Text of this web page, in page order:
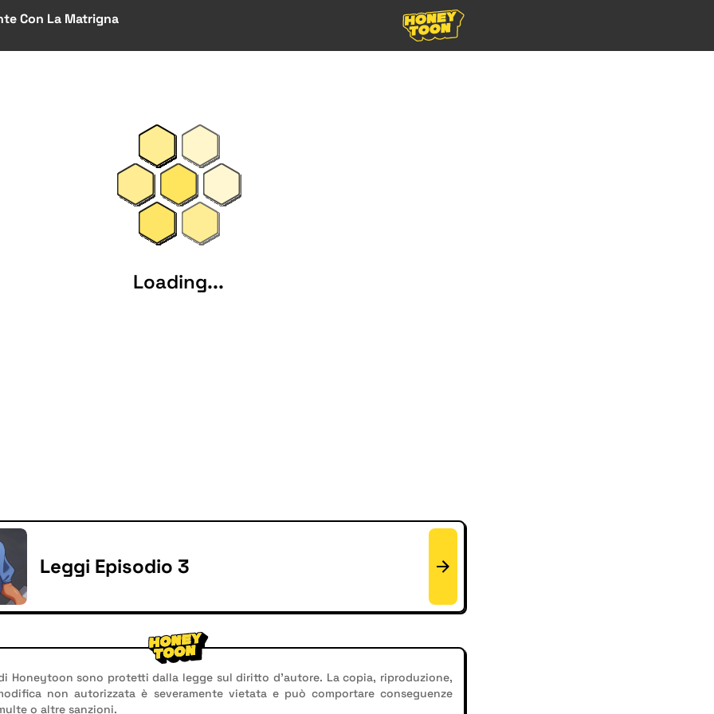
Con La Matrigna
Loading...
Leggi Episodio 3
Honeytoon sono protetti dalla legge sul diritto d'autore. La copia, riproduzione,
non autorizzata è severamente vietata e può comportare conseguenze
o altre sanzioni.